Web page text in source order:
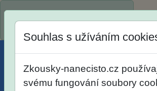
Souhlas s užíváním
Zkousky-nanecisto.cz
svému fungování soubory